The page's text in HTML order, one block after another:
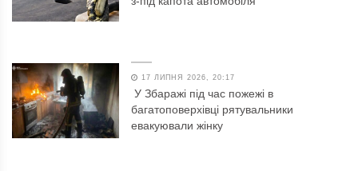
17 ЛИПНЯ 2026, 20:17
У Збаражі під час пожежі в
багатоповерхівці рятувальники
евакуювали жінку